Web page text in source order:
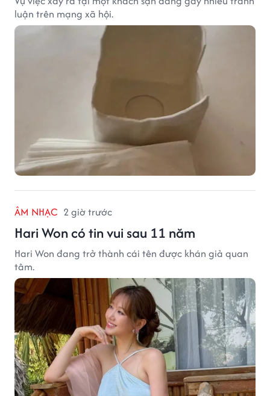
luận trên mạng xã hội.
ÂM NHẠC 2 giờ trước
Hari Won có tin vui sau 11 năm
Hari Won đang trở thành cái tên được khán giả quan
tâm.